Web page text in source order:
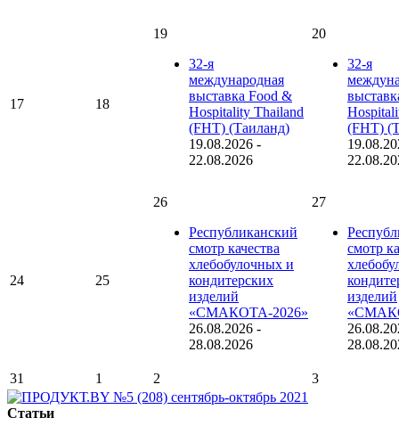
17 18
19
32-я
международная
выставка Food &
Hospitality Thailand
(FHT) (Таиланд)
19.08.2026 -
22.08.2026
20
32-я
(FHT)
24 25
26
Республиканский
смотр качества
хлебобулочных и
кондитерских
изделий
«СМАКОТА-2026»
26.08.2026 -
28.08.2026
27
смотр
изделий
31 1 2 3
Статьи